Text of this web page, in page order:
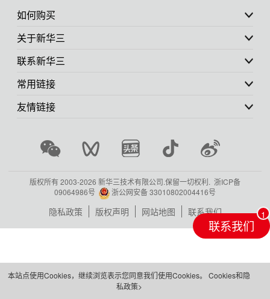
如何购买
关于新华三
联系新华三
常用链接
友情链接
版权所有 2003-2026 新华三技术有限公司.保留一切权利. 浙ICP备
09064986号
浙公网安备 33010802004416号
隐私政策 版权声明 网站地图 联系我们
联系我们
本站点使用Cookies，继续浏览表示您同意我们使用Cookies。 Cookies和隐
私政策>